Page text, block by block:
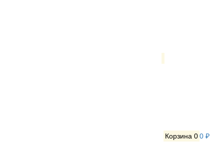
Корзина 00 ₽